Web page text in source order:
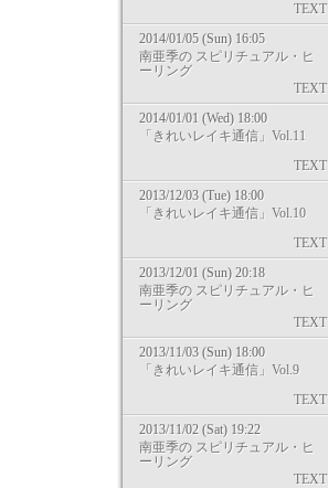
TEXT
2014/01/05 (Sun) 16:05
南亜季の スピリチュアル・ヒ
ーリング
TEXT
2014/01/01 (Wed) 18:00
「きれいレイキ通信」Vol.11
TEXT
2013/12/03 (Tue) 18:00
「きれいレイキ通信」Vol.10
TEXT
2013/12/01 (Sun) 20:18
南亜季の スピリチュアル・ヒ
ーリング
TEXT
2013/11/03 (Sun) 18:00
「きれいレイキ通信」Vol.9
TEXT
2013/11/02 (Sat) 19:22
南亜季の スピリチュアル・ヒ
ーリング
TEXT